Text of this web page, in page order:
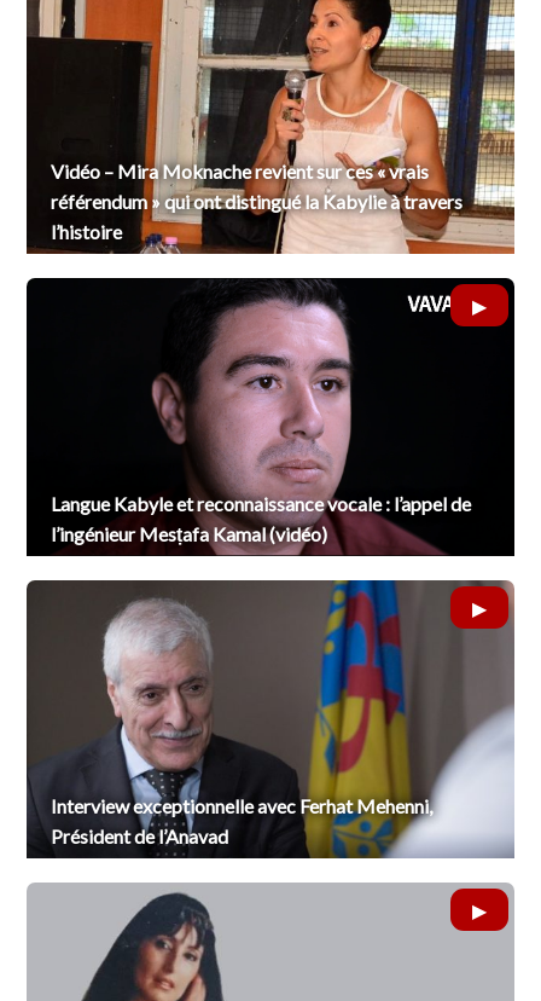
Vidéo – Mira Moknache revient sur ces « vrais
référendum » qui ont distingué la Kabylie à travers
l’histoire
Langue Kabyle et reconnaissance vocale : l’appel de
l’ingénieur Mesṭafa Kamal (vidéo)
Interview exceptionnelle avec Ferhat Mehenni,
Président de l’Anavad